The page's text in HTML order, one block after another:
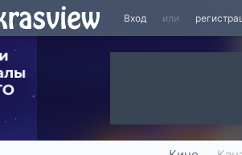
Вход или